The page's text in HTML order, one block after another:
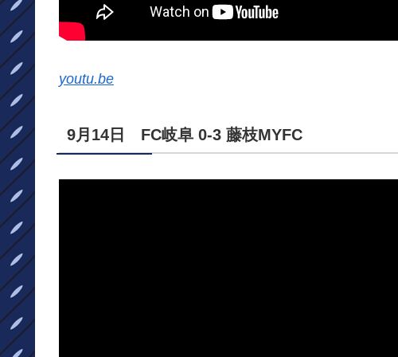
youtu.be
9月14日 FC岐阜 0-3 藤枝MYFC